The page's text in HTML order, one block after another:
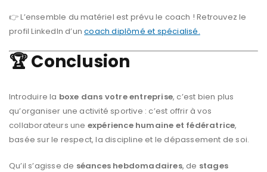
👉 L’ensemble du matériel est prévu le coach ! Retrouvez le
profil LinkedIn d’uncoach diplômé et spécialisé.
🏆 Conclusion
Introduire la boxe dans votre entreprise, c’est bien plus
qu’organiser une activité sportive : c’est offrir à vos
collaborateurs une expérience humaine et fédératrice,
basée sur le respect, la discipline et le dépassement de soi.
Qu’il s’agisse de séances hebdomadaires, de stages